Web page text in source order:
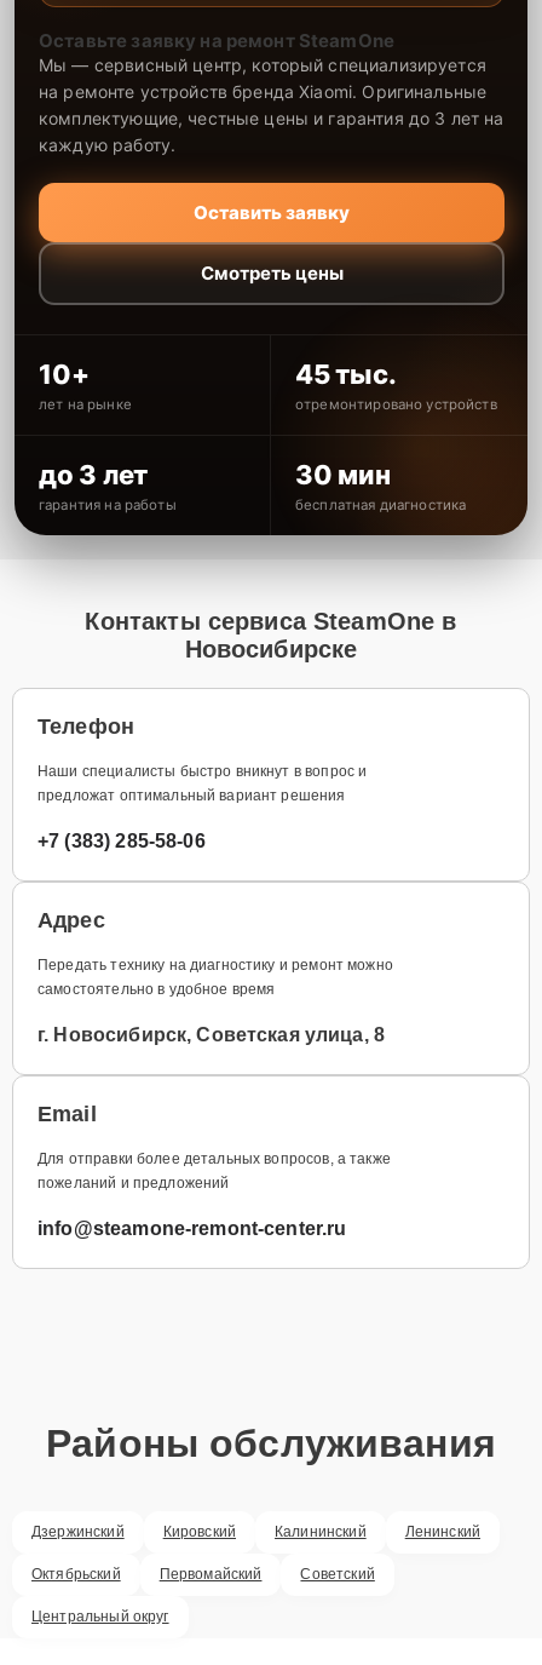
Оставьте заявку на ремонт SteamOne
Мы — сервисный центр, который специализируется
на ремонте устройств бренда Xiaomi. Оригинальные
комплектующие, честные цены и гарантия до 3 лет на
каждую работу.
Оставить заявку
Смотреть цены
10+
лет на рынке
45 тыс.
отремонтировано устройств
до 3 лет
гарантия на работы
30 мин
бесплатная диагностика
Контакты сервиса SteamOne в
Новосибирске
Телефон
Наши специалисты быстро вникнут в вопрос и
предложат оптимальный вариант решения
+7 (383) 285-58-06
Адрес
Передать технику на диагностику и ремонт можно
самостоятельно в удобное время
г. Новосибирск, Советская улица, 8
Email
Для отправки более детальных вопросов, а также
пожеланий и предложений
info@steamone-remont-center.ru
Районы обслуживания
Дзержинский Кировский Калининский Ленинский
Октябрьский Первомайский Советский
Центральный округ